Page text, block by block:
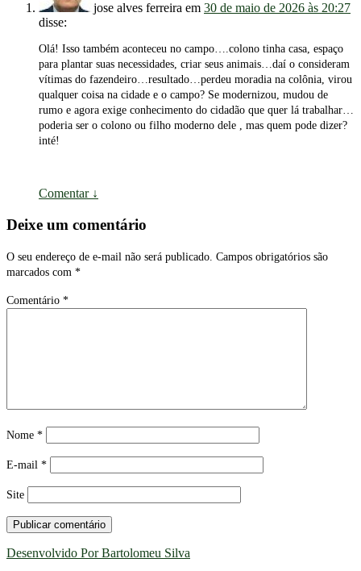
jose alves ferreira em 30 de maio de 2026 às 20:27
disse:
Olá! Isso também aconteceu no campo….colono tinha casa, espaço
para plantar suas necessidades, criar seus animais…daí o consideram
vítimas do fazendeiro…resultado…perdeu moradia na colônia, virou
qualquer coisa na cidade e o campo? Se modernizou, mudou de
rumo e agora exige conhecimento do cidadão que quer lá trabalhar…
poderia ser o colono ou filho moderno dele , mas quem pode dizer?
inté!
Comentar ↓
Deixe um comentário
O seu endereço de e-mail não será publicado. Campos obrigatórios são
marcados com *
Comentário *
Nome *
E-mail *
Site
Desenvolvido Por Bartolomeu Silva